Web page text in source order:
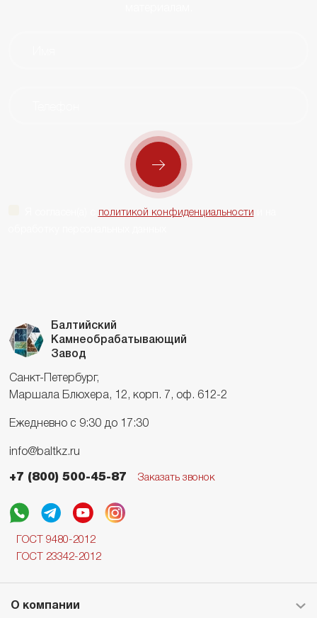
политикой конфиденциальности
Балтийский
Камнеобрабатывающий
Завод
Санкт-Петербург,
Маршала Блюхера, 12, корп. 7, оф. 612-2
Ежедневно с 9:30 до 17:30
info@baltkz.ru
+7 (800) 500-45-87 Заказать звонок
ГОСТ 9480-2012
ГОСТ 23342-2012
О компании